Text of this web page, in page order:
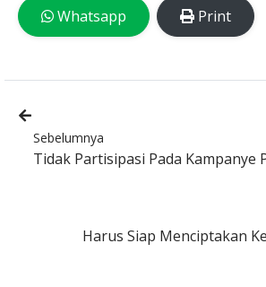
Whatsapp Print
Sebelumnya
Tidak Partisipasi Pada Kampanye
Harus Siap Menciptakan